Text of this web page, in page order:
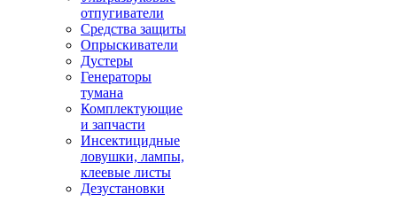
отпугиватели
Средства защиты
Опрыскиватели
Дустеры
Генераторы
тумана
Комплектующие
и запчасти
Инсектицидные
ловушки, лампы,
клеевые листы
Дезустановки